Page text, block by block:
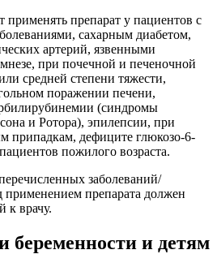
применять препарат у пациентов с
сахарным диабетом,
артерий, язвенными
при почечной и печеночной
средней степени тяжести,
поражении печени,
(синдромы
и Ротора), эпилепсии, при
припадкам, дефиците глюкозо-6-
пожилого возраста.
заболеваний/
применением препарата должен
к врачу.
беременности и детям